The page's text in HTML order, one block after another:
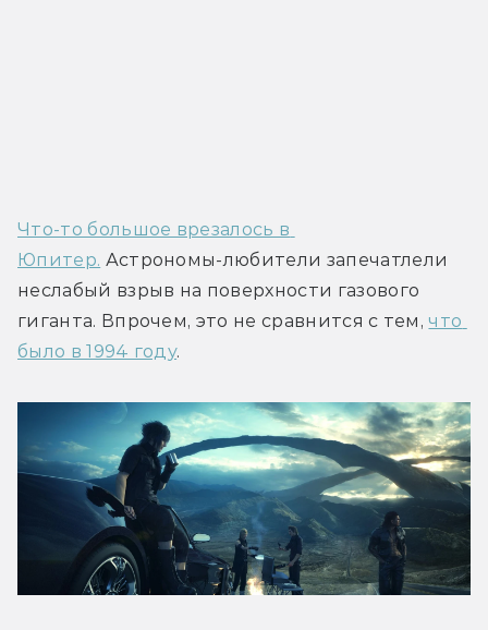
Что-то большое врезалось в
Юпитер. Астрономы-любители запечатлели
неслабый взрыв на поверхности газового
гиганта. Впрочем, это не сравнится с тем, что
было в 1994 году.